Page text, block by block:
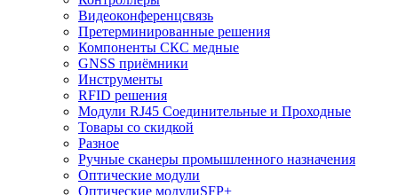
Видеоконференцсвязь
Претерминированные решения
Компоненты СКС медные
GNSS приёмники
Инструменты
RFID решения
Модули RJ45 Соединительные и Проходные
Товары со скидкой
Разное
Ручные сканеры промышленного назначения
Оптические модули
Оптические модулиSFP+